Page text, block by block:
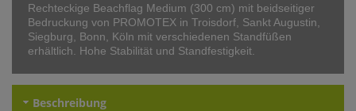
Rechteckige Beachflag Medium (300 cm) mit beidseitiger
Bedruckung von PROMOTEX in Troisdorf, Sankt Augustin,
Siegburg, Bonn, Köln mit verschiedenen Standfüßen
erhältlich. Hohe Stabilität und Standfestigkeit.
Beschreibung